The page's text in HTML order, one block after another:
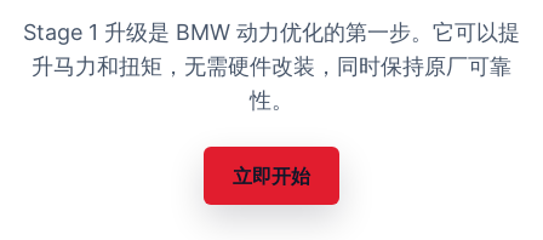
Stage 1 升级是 BMW 动力优化的第一步。它可以提
升马力和扭矩，无需硬件改装，同时保持原厂可靠
性。
立即开始